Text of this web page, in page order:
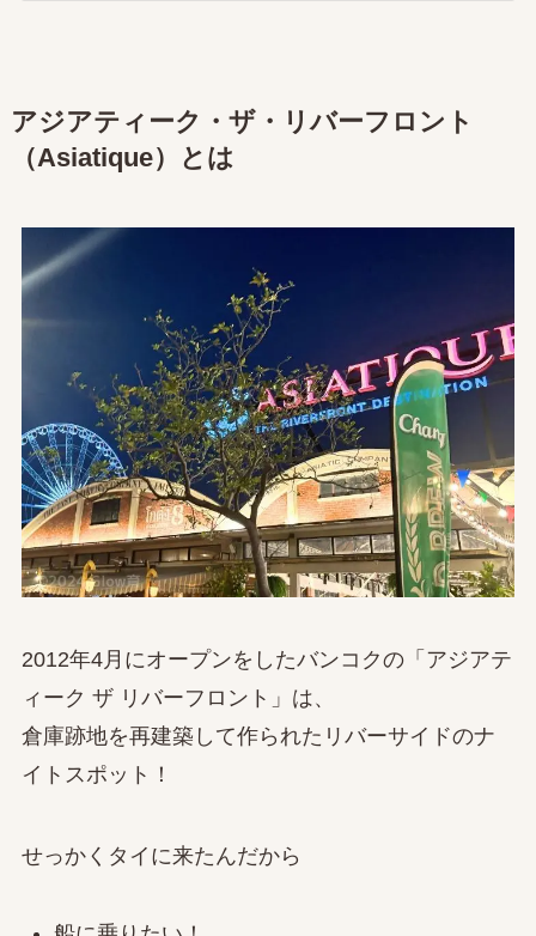
アジアティーク・ザ・リバーフロント
（Asiatique）とは
2012年4月にオープンをしたバンコクの「アジアテ
ィーク ザ リバーフロント」は、
倉庫跡地を再建築して作られたリバーサイドのナ
イトスポット！
せっかくタイに来たんだから